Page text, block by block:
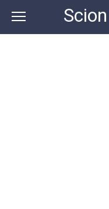
content